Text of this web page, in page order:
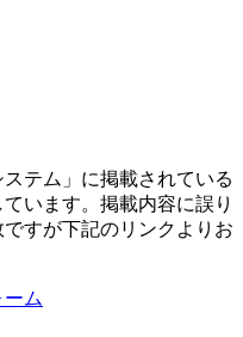
テム」に掲載されている
います。掲載内容に誤り
すが下記のリンクよりお
ム